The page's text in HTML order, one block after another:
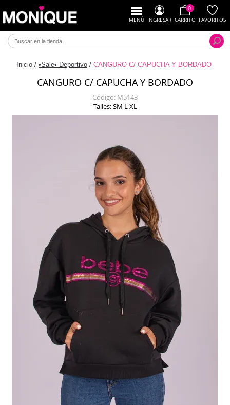
MENÚ INGRESAR
0
CARRITO FAVORITOS
Inicio / •Sale• Deportivo / CANGURO C/ CAPUCHA Y BORDADO
CANGURO C/ CAPUCHA Y BORDADO
Código: M5143
Talles: SM L XL